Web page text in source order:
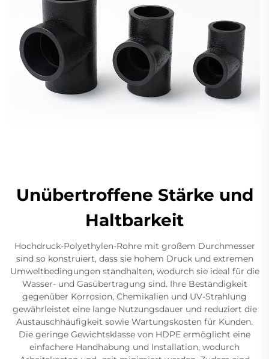
Unübertroffene Stärke und
Haltbarkeit
Hochdruck-Polyethylen-Rohre mit großem Durchmesser
sind so konstruiert, dass sie hohem Druck und extremen
Umweltbedingungen standhalten, wodurch sie ideal für die
Wasser- und Gasübertragung sind. Ihre Beständigkeit
gegenüber Korrosion, Chemikalien und UV-Strahlung
gewährleistet eine lange Nutzungsdauer und reduziert die
Austauschhäufigkeit sowie Wartungskosten für Kunden.
Die geringe Gewichtsklasse von HDPE ermöglicht eine
einfachere Handhabung und Installation, wodurch